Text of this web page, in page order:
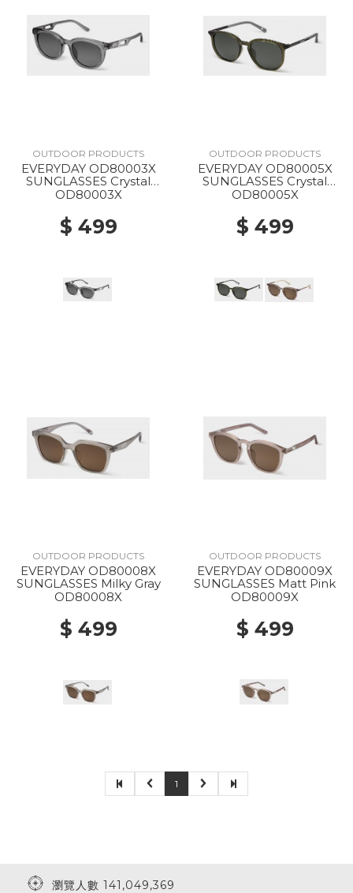
OUTDOOR PRODUCTS
EVERYDAY OD80003X
SUNGLASSES Crystal
Gray
OD80003X
$ 499
OUTDOOR PRODUCTS
EVERYDAY OD80005X
SUNGLASSES Crystal
Green
OD80005X
$ 499
OUTDOOR PRODUCTS
EVERYDAY OD80008X
SUNGLASSES Milky Gray
OD80008X
$ 499
OUTDOOR PRODUCTS
EVERYDAY OD80009X
SUNGLASSES Matt Pink
OD80009X
$ 499
1
瀏覽人數 141,049,369